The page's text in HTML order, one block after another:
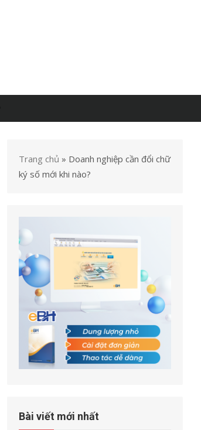
Trang chủ » Doanh nghiệp cần đổi chữ
ký số mới khi nào?
Bài viết mới nhất